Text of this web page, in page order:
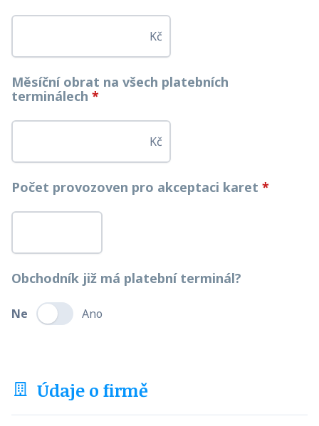
Kč
Měsíční obrat na všech platebních
terminálech *
Kč
Počet provozoven pro akceptaci karet *
Obchodník již má platební terminál?
Ne Ano
Údaje o firmě